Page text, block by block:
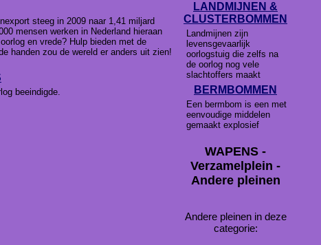
steeg in 2009 naar 1,41 miljard
mensen werken in Nederland hieraan
en vrede? Hulp bieden met de
handen zou de wereld er anders uit zien!
beeindigde.
LANDMIJNEN &
CLUSTERBOMMEN
Landmijnen zijn
levensgevaarlijk
oorlogstuig die zelfs na
de oorlog nog vele
slachtoffers maakt
BERMBOMMEN
Een bermbom is een met
eenvoudige middelen
gemaakt explosief
WAPENS -
Verzamelplein -
Andere pleinen
Andere pleinen in deze
categorie: